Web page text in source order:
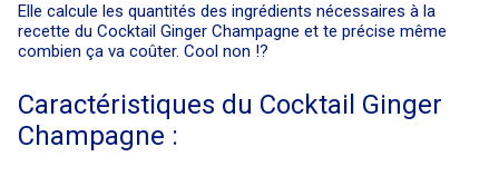
Elle calcule les quantités des ingrédients nécessaires à la
recette du Cocktail Ginger Champagne et te précise même
combien ça va coûter. Cool non !?
Caractéristiques du Cocktail Ginger
Champagne :